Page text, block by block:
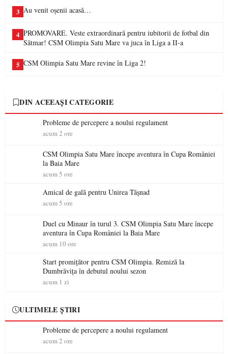
3 Au venit oșenii acasă…
4 PROMOVARE. Veste extraordinară pentru iubitorii de fotbal din
Sătmar! CSM Olimpia Satu Mare va juca în Liga a II-a
5 CSM Olimpia Satu Mare revine în Liga 2!
DIN ACEEAȘI CATEGORIE
Probleme de percepere a noului regulament
acum 2 ore
CSM Olimpia Satu Mare începe aventura în Cupa României
la Baia Mare
acum 5 ore
Amical de gală pentru Unirea Tășnad
acum 5 ore
Duel cu Minaur în turul 3. CSM Olimpia Satu Mare începe
aventura în Cupa României la Baia Mare
acum 10 ore
Start promițător pentru CSM Olimpia. Remiză la
Dumbrăvița în debutul noului sezon
acum 1 zi
ULTIMELE ȘTIRI
Probleme de percepere a noului regulament
acum 2 ore